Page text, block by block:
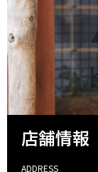
店舗情報
ADDRESS